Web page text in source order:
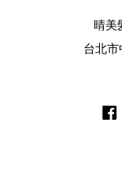
晴美
台北市